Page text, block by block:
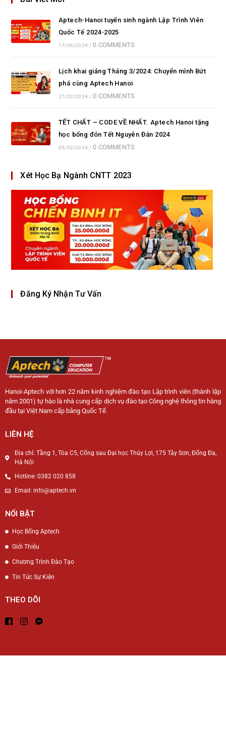
Aptech-Hanoi tuyển sinh ngành Lập Trình Viên
Quốc Tế 2024-2025
17/06/2024 / 0 COMMENTS
Lịch khai giảng Tháng 3/2024: Chuyển mình Bứt
phá cùng Aptech Hanoi
27/02/2024 / 0 COMMENTS
TẾT CHẤT – CODE VỀ NHẤT. Aptech Hanoi tặng
học bổng đón Tết Nguyên Đán 2024
05/02/2024 / 0 COMMENTS
Xét Học Bạ Ngành CNTT 2023
Đăng Ký Nhận Tư Vấn
Hanoi-Aptech với hơn 22 năm kinh nghiệm đào tạo Lập trình viên (thành lập
năm 2001) tự hào là nhà cung cấp dịch vụ đào tạo Công nghệ thông tin hàng
đầu tại Việt Nam cấp bằng Quốc Tế.
LIÊN HỆ
Địa chỉ: Tầng 1, Tòa C5, Cổng sau Đại học Thủy Lợi, 175 Tây Sơn, Đống Đa,
Hà Nội
Hotline: 0382 020 858
Email: info@aptech.vn
NỔI BẬT
Học Bổng Aptech
Giới Thiệu
Chương Trình Đào Tạo
Tin Tức Sự Kiện
THEO DÕI